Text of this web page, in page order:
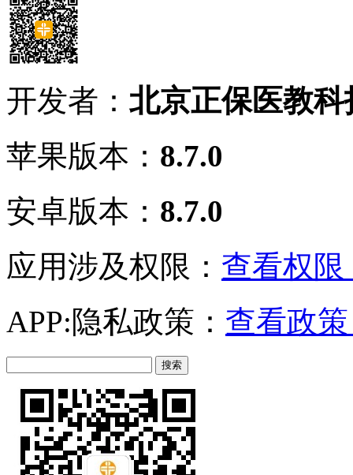
开发者： 北京正保医教
苹果版本： 8.7.0
安卓版本： 8.7.0
应用涉及权限： 查看权限
APP:隐私政策： 查看政